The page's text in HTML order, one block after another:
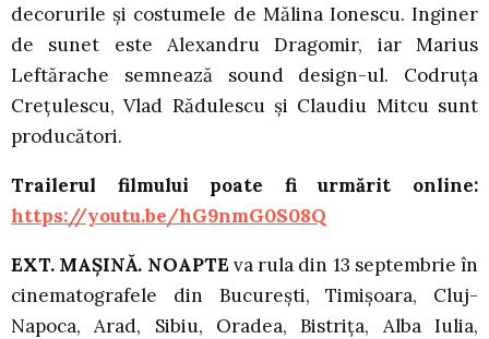
decorurile și costumele de Mălina Ionescu. Inginer
de sunet este Alexandru Dragomir, iar Marius
Leftărache semnează sound design-ul. Codruța
Crețulescu, Vlad Rădulescu și Claudiu Mitcu sunt
producători.
Trailerul filmului poate fi urmărit online:
https://youtu.be/hG9nmG0S08Q
EXT. MAȘINĂ. NOAPTE va rula din 13 septembrie în
cinematografele din București, Timișoara, Cluj-
Napoca, Arad, Sibiu, Oradea, Bistrița, Alba Iulia,